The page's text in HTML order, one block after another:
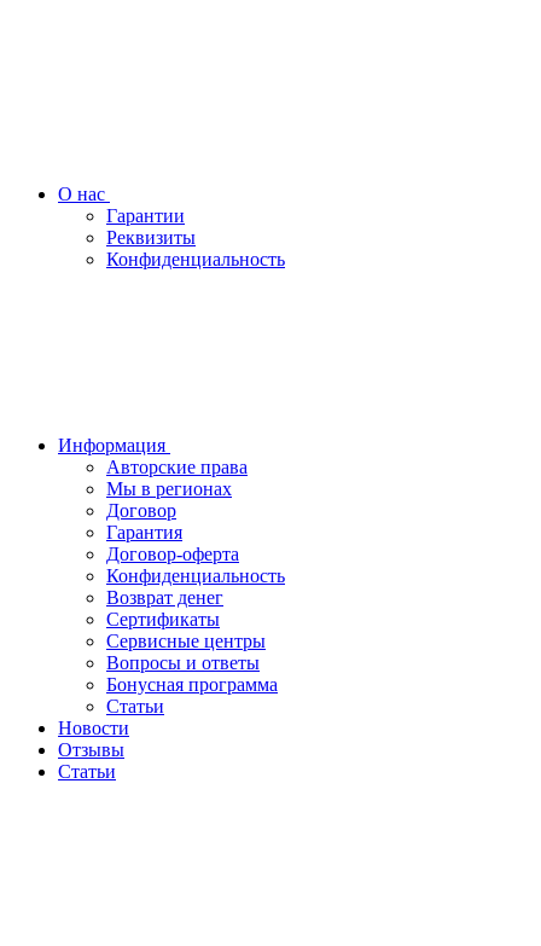
О нас
Гарантии
Реквизиты
Конфиденциальность
Информация
Авторские права
Мы в регионах
Договор
Гарантия
Договор-оферта
Конфиденциальность
Возврат денег
Сертификаты
Сервисные центры
Вопросы и ответы
Бонусная программа
Статьи
Новости
Отзывы
Статьи